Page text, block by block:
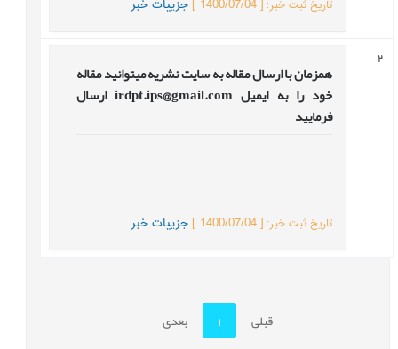
تاریخ ثبت خبر:
[
1400/07/04
] جزییات خبر
2
همزمان با ارسال مقاله به سایت نشریه میتوانید مقاله
خود را به ایمیل irdpt.ips@gmail.com ارسال
فرمایید
تاریخ ثبت خبر:
[
1400/07/04
] جزییات خبر
قبلی بعدی